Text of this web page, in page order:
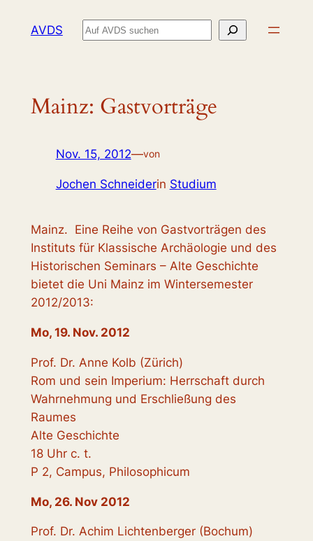
InhaltAVDS Suchen
Mainz: Gastvorträge
Nov. 15, 2012—von
Jochen Schneiderin Studium
Mainz. Eine Reihe von Gastvorträgen des
Instituts für Klassische Archäologie und des
Historischen Seminars – Alte Geschichte
bietet die Uni Mainz im Wintersemester
2012/2013:
Mo, 19. Nov. 2012
Prof. Dr. Anne Kolb (Zürich)
Rom und sein Imperium: Herrschaft durch
Wahrnehmung und Erschließung des
Raumes
Alte Geschichte
18 Uhr c. t.
P 2, Campus, Philosophicum
Mo, 26. Nov 2012
Prof. Dr. Achim Lichtenberger (Bochum)